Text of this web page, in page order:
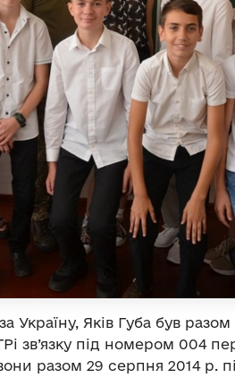
Україну, Яків Губа був
зв’язку пiд номером 004
разом 29 серпня 2014 р.